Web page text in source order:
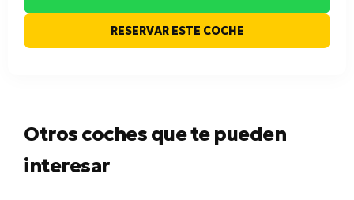
RESERVAR ESTE COCHE
Otros coches que te pueden
interesar